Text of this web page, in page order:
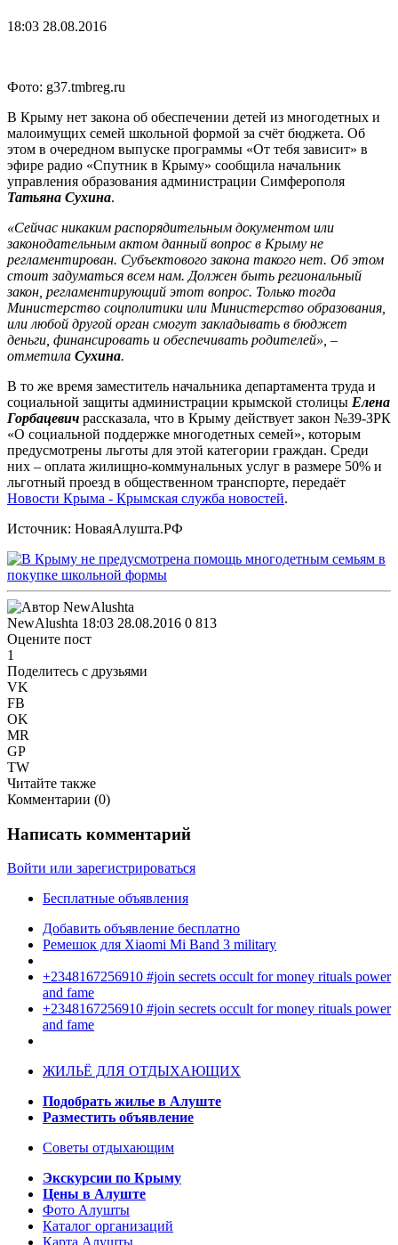
18:03 28.08.2016
Фото: g37.tmbreg.ru
В Крыму нет закона об обеспечении детей из многодетных и
малоимущих семей школьной формой за счёт бюджета. Об
этом в очередном выпуске программы «От тебя зависит» в
эфире радио «Спутник в Крыму» сообщила начальник
управления образования администрации Симферополя
Татьяна Сухина.
«Сейчас никаким распорядительным документом или
законодательным актом данный вопрос в Крыму не
регламентирован. Субъектового закона такого нет. Об этом
стоит задуматься всем нам. Должен быть региональный
закон, регламентирующий этот вопрос. Только тогда
Министерство соцполитики или Министерство образования,
или любой другой орган смогут закладывать в бюджет
деньги, финансировать и обеспечивать родителей», –
отметила Сухина.
В то же время заместитель начальника департамента труда и
социальной защиты администрации крымской столицы Елена
Горбацевич рассказала, что в Крыму действует закон №39-ЗРК
«О социальной поддержке многодетных семей», которым
предусмотрены льготы для этой категории граждан. Среди
них – оплата жилищно-коммунальных услуг в размере 50% и
льготный проезд в общественном транспорте, передаёт
Новости Крыма - Крымская служба новостей.
Источник: НоваяАлушта.РФ
NewAlushta 18:03 28.08.2016 0 813
Оцените пост
1
Поделитесь с друзьями
VK
FB
OK
MR
GP
TW
Читайте также
Комментарии (0)
Написать комментарий
Войти или зарегистрироваться
Бесплатные объявления
Добавить объявление бесплатно
Ремешок для Xiaomi Mi Band 3 military
+2348167256910 #join secrets occult for money rituals power
and fame
+2348167256910 #join secrets occult for money rituals power
and fame
ЖИЛЬЁ ДЛЯ ОТДЫХАЮЩИХ
Подобрать жилье в Алуште
Разместить объявление
Советы отдыхающим
Экскурсии по Крыму
Цены в Алуште
Фото Алушты
Каталог организаций